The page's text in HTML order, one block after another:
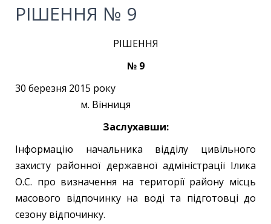
РІШЕННЯ № 9
РІШЕННЯ
№ 9
30 березня 2015 року
м. Вінниця
Заслухавши:
Інформацію начальника відділу цивільного
захисту районної державної адміністрації Ілика
О.С. про визначення на території району місць
масового відпочинку на воді та підготовці до
сезону відпочинку.